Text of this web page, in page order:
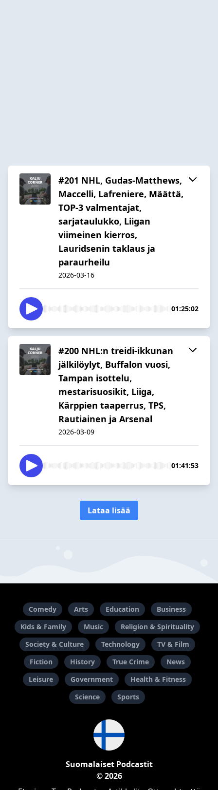
#201 NHL, Gudas-Matthews,
Maccelli, Lafreniere, Määttä,
TOP-3 valmentajat,
sarjataulukko, Liigan
viimeinen kierros,
Lauridsenin taklaus ja
paraurheilu
2026-03-16
01:25:02
#200 NHL:n treidi-ikkunan
jälkilöylyt, Buffalon vuosi,
Tampan isottelu,
mestarisuosikit, Liiga,
Kärppien taaperrus, TPS,
Rautiainen ja Arsenal
2026-03-09
01:41:53
Lataa lisää
Comedy Arts Education
Business
Kids & Family
Music
Religion & Spirituality
Society & Culture
Technology
TV & Film
Fiction
History True Crime
News
Leisure
Government
Health & Fitness
Science
Sports
Suomalaiset Podcastit
© 2026